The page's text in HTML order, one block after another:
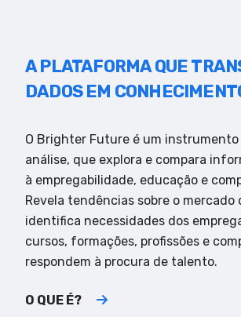
A PLATAFORMA QUE
DADOS EM
O Brighter Future é um instrumento
análise, que explora e compara
à empregabilidade, educação e
Revela tendências sobre o mercado
identifica necessidades dos
cursos, formações, profissões e
respondem à procura de talento.
O QUE É?